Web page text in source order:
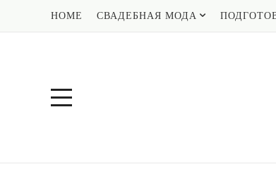
HOME СВАДЕБНАЯ МОДА